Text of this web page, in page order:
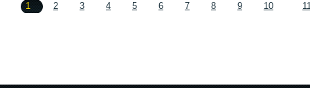
1 2 3 4 5 6 7 8 9 10